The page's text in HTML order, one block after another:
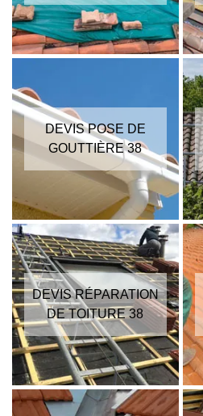
DEVIS POSE DE
GOUTTIÈRE 38
DEVIS RÉPARATION
DE TOITURE 38